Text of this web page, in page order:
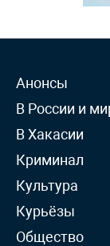
Анонсы
В России и
В Хакасии
Криминал
Культура
Курьёзы
Общество